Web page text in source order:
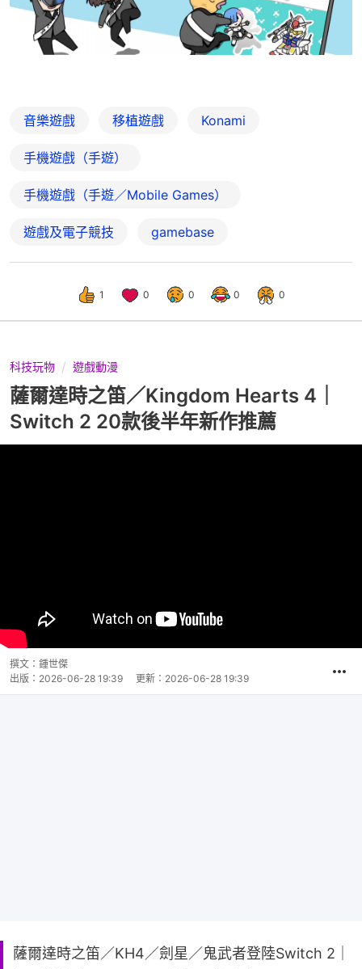
音樂遊戲 移植遊戲 Konami
手機遊戲（手遊）
手機遊戲（手遊／Mobile Games）
遊戲及電子競技 gamebase
1 0 0 0 0
科技玩物 遊戲動漫
薩爾達時之笛／Kingdom Hearts 4｜
Switch 2 20款後半年新作推薦
撰文： 鍾世傑
出版： 2026-06-28 19:39 更新： 2026-06-28 19:39
薩爾達時之笛／KH4／劍星／鬼武者登陸Switch 2｜